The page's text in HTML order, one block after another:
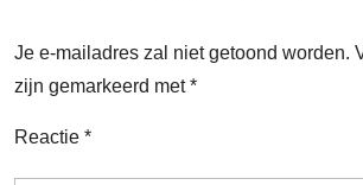
Je e-mailadres zal niet getoond worden.
zijn gemarkeerd met*
Reactie *